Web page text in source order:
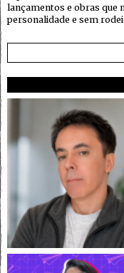
lançamentos e obras
personalidade e sem